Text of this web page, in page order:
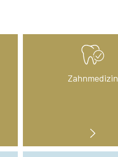
Zahnmedizin